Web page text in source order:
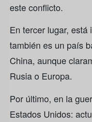
este conflicto.
En tercer lugar,
también es un país
China, aunque
Rusia o Europa.
Por último, en la
Estados Unidos: